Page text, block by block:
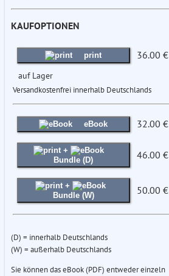
KAUFOPTIONEN
print 36.00 €
auf Lager
Versandkostenfrei innerhalb Deutschlands
eBook 32.00 €
+
Bundle (D)
46.00 €
+
Bundle (W)
50.00 €
(D) = innerhalb Deutschlands
(W) = außerhalb Deutschlands
Sie können das eBook (PDF) entweder einzeln